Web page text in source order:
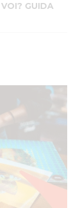
GUIDA